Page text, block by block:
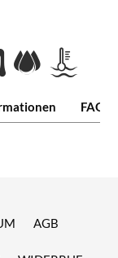
FAQ
AGB